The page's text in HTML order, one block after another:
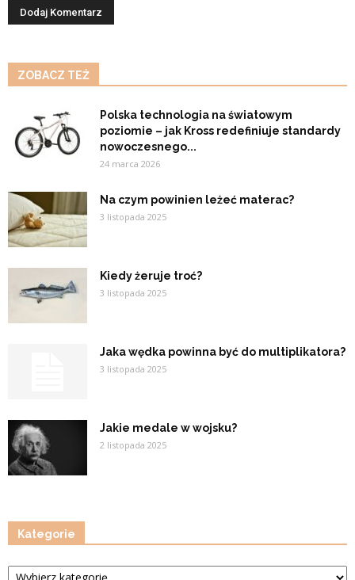
ZOBACZ TEŻ
Polska technologia na światowym
poziomie – jak Kross redefiniuje standardy
nowoczesnego...
24 marca 2026
Na czym powinien leżeć materac?
3 listopada 2025
Kiedy żeruje troć?
3 listopada 2025
Jaka wędka powinna być do multiplikatora?
3 listopada 2025
Jakie medale w wojsku?
2 listopada 2025
Kategorie
Kategorie